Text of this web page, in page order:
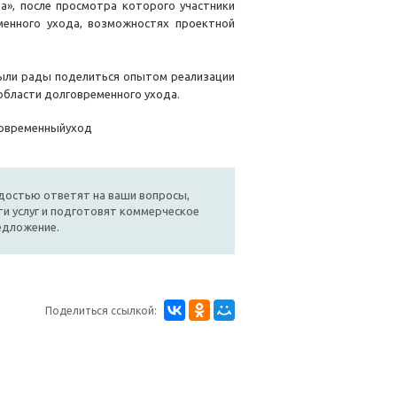
после просмотра которого участники
ухода, возможностях проектной
рады поделиться опытом реализации
долговременного ухода.
ответят на ваши вопросы,
услуг и подготовят коммерческое
Поделиться ссылкой: